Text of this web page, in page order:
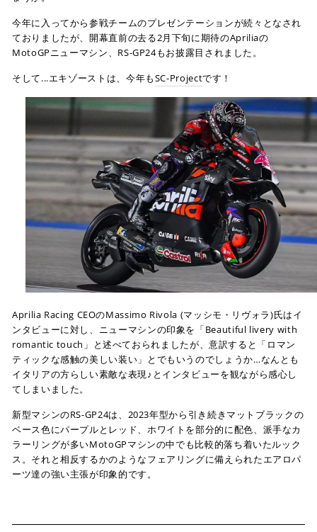
今年に入ってから参戦チームのプレゼンテーションが続々となされ
ておりましたが、開幕直前の去る2月下旬に期待のApriliaの
MotoGPニューマシン、RS-GP24もお披露目されました。
そして...エキゾーストは、今年もSC-Projectです！
Aprilia Racing CEOのMassimo Rivola (マッシモ・リヴォラ)氏はイ
ンタビューに対し、ニューマシンの印象を「Beautiful livery with
romantic touch」と述べておられましたが、意訳すると「ロマン
ティックな感触の美しい装い」とでもいうのでしょうか…なんとも
イタリアの方らしい素敵な表現♪とインタビューを観ながら感心し
てしまいました。
新型マシンのRS-GP24は、2023年型から引き続きマットブラックの
ベース色にパープルとレッド、ホワイトを部分的に配色、派手なカ
ラーリングが多いMotoGPマシンの中でも比較的落ち着いたルック
ス。それと相反するかのようなフェアリングに備えられたエアロパ
ーツ達の強い主張が印象的です。